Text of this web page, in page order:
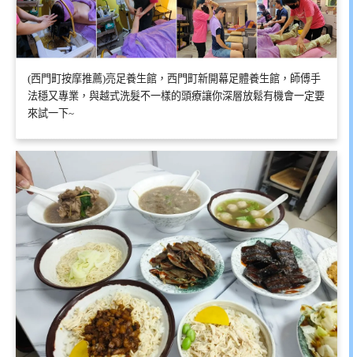
(西門町按摩推薦)亮足養生館，西門町新開幕足體養生館，師傅手
法穩又專業，與越式洗髮不一樣的頭療讓你深層放鬆有機會一定要
來試一下~